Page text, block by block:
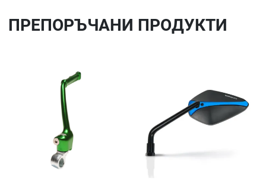
ПРЕПОРЪЧАНИ ПРОДУКТИ
Quick View